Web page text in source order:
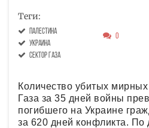
Теги:
Палестина
украина
сектор газа
0
Количество убитых
Газа за 35 дней войны
погибшего на Украине
за 620 дней конфликта.